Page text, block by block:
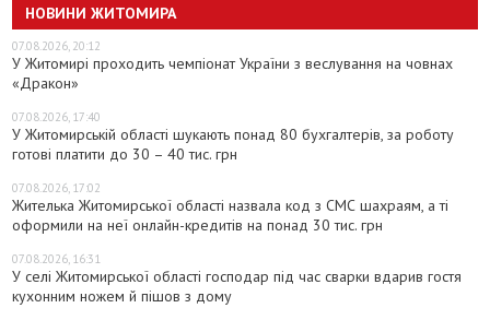
НОВИНИ ЖИТОМИРА
07.08.2026, 20:12
У Житомирі проходить чемпіонат України з веслування на човнах
«Дракон»
07.08.2026, 17:40
У Житомирській області шукають понад 80 бухгалтерів, за роботу
готові платити до 30 – 40 тис. грн
07.08.2026, 17:02
Жителька Житомирської області назвала код з СМС шахраям, а ті
оформили на неї онлайн-кредитів на понад 30 тис. грн
07.08.2026, 16:31
У селі Житомирської області господар під час сварки вдарив гостя
кухонним ножем й пішов з дому